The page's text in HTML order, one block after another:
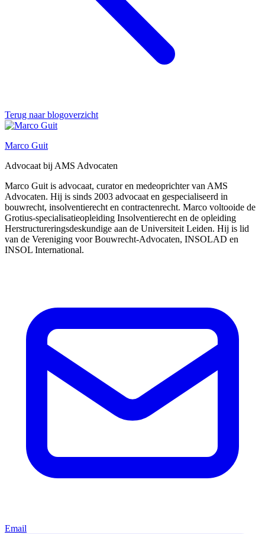
Terug naar blogoverzicht
Marco Guit
Advocaat bij AMS Advocaten
Marco Guit is advocaat, curator en medeoprichter van AMS
Advocaten. Hij is sinds 2003 advocaat en gespecialiseerd in
bouwrecht, insolventierecht en contractenrecht. Marco voltooide de
Grotius-specialisatieopleiding Insolventierecht en de opleiding
Herstructureringsdeskundige aan de Universiteit Leiden. Hij is lid
van de Vereniging voor Bouwrecht-Advocaten, INSOLAD en
INSOL International.
Email